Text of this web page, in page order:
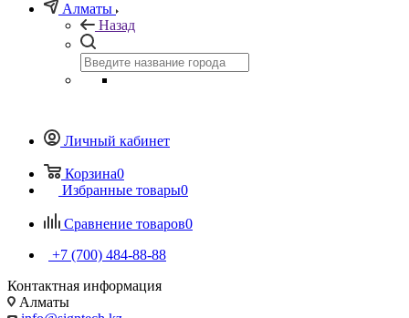
Алматы
Назад
Личный кабинет
Корзина0
Избранные товары0
Сравнение товаров0
+7 (700) 484-88-88
Контактная информация
Алматы